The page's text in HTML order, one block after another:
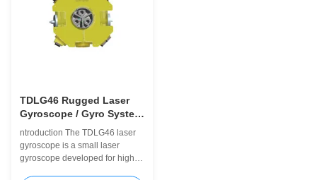
TDLG46 Rugged Laser
Gyroscope / Gyro System
kompak
ntroduction The TDLG46 laser
gyroscope is a small laser
gyroscope developed for high